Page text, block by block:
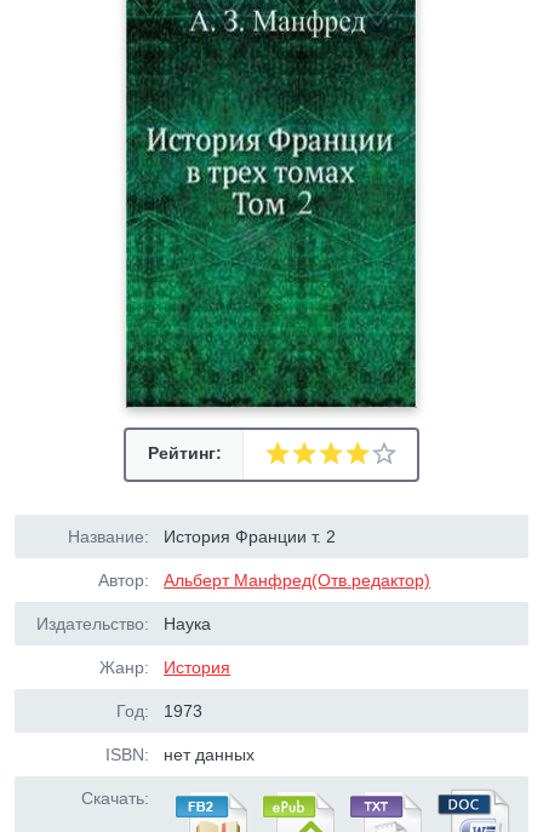
Рейтинг:
Название: История Франции т. 2
Автор: Альберт Манфред(Отв.редактор)
Издательство: Наука
Жанр: История
Год: 1973
ISBN: нет данных
Скачать: